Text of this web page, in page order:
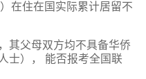
在住在国实际累计居留不
其父母双方均不具备华侨
士）， 能否报考全国联